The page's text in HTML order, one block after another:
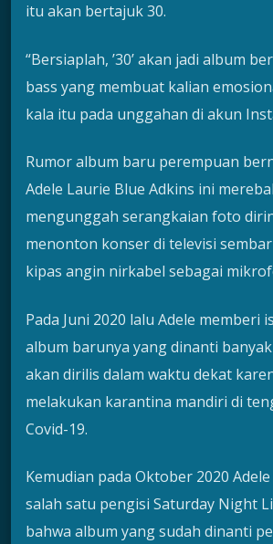
itu akan bertajuk 30.
“Bersiaplah, ’30’ akan jadi album
bass yang membuat kalian
kala itu pada unggahan di akun
Rumor album baru perempuan
Adele Laurie Blue Adkins ini
mengunggah serangkaian foto
menonton konser di televisi
kipas angin nirkabel sebagai
Pada Juni 2020 lalu Adele memberi
album barunya yang dinanti
akan dirilis dalam waktu dekat
melakukan karantina mandiri di
Covid-19.
Kemudian pada Oktober 2020
salah satu pengisi Saturday Night
bahwa album yang sudah dinanti